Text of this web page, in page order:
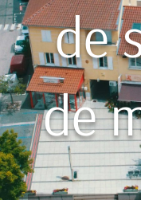
de
de